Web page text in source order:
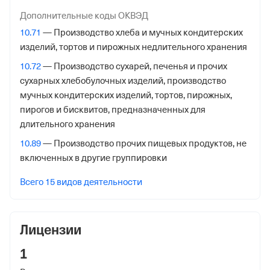
Регистрация ФНС
Дата регистрации
17 июля 2025
Межрайонная Инспекция Федеральной Налоговой
Службы №23 по Московской обл.
Адрес налоговой
144000,Россия,Московская Обл, Электросталь гор.,
Советская ул. 26а,
1006542383
Дата регистрации
Дополнительные коды ОКВЭД
10.71 — Производство хлеба и мучных кондитерских
изделий, тортов и пирожных недлительного хранения
10.72— Производство сухарей, печенья и прочих
сухарных хлебобулочных изделий, производство
мучных кондитерских изделий, тортов, пирожных,
пирогов и бисквитов, предназначенных для
длительного хранения
10.89— Производство прочих пищевых продуктов, не
включенных в другие группировки
Всего 15 видов деятельности
Лицензии
1